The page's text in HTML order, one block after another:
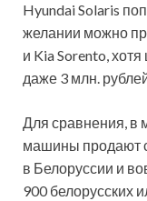
Hyundai Solaris
желании можно
и Kia Sorento,
даже 3 млн.
Для сравнения, в
машины продают
в Белоруссии и
900 белорусских